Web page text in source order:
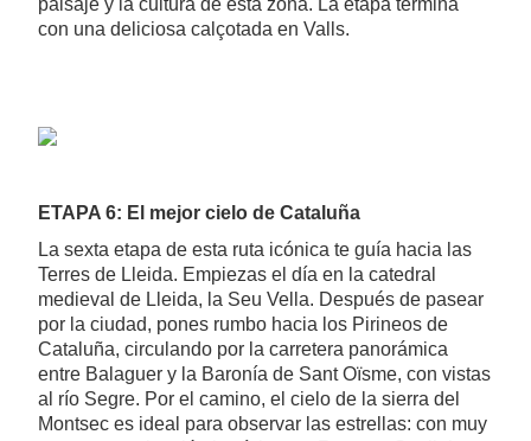
paisaje y la cultura de esta zona. La etapa termina
con una deliciosa calçotada en Valls.
ETAPA 6: El mejor cielo de Cataluña
La sexta etapa de esta ruta icónica te guía hacia las
Terres de Lleida. Empiezas el día en la catedral
medieval de Lleida, la Seu Vella. Después de pasear
por la ciudad, pones rumbo hacia los Pirineos de
Cataluña, circulando por la carretera panorámica
entre Balaguer y la Baronía de Sant Oïsme, con vistas
al río Segre. Por el camino, el cielo de la sierra del
Montsec es ideal para observar las estrellas: con muy